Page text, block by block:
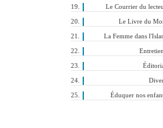
Le Courrier du
Le Livre du
La Femme dans
Éduquer nos